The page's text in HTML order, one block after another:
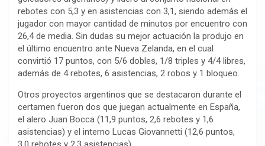
rebotes con 5,3 y en asistencias con 3,1, siendo además el
jugador con mayor cantidad de minutos por encuentro con
26,4 de media. Sin dudas su mejor actuación la produjo en
el último encuentro ante Nueva Zelanda, en el cual
convirtió 17 puntos, con 5/6 dobles, 1/8 triples y 4/4 libres,
además de 4 rebotes, 6 asistencias, 2 robos y 1 bloqueo.
Otros proyectos argentinos que se destacaron durante el
certamen fueron dos que juegan actualmente en España,
el alero Juan Bocca (11,9 puntos, 2,6 rebotes y 1,6
asistencias) y el interno Lucas Giovannetti (12,6 puntos,